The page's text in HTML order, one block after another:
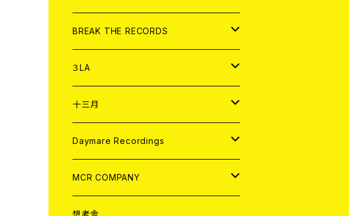
書籍
DIGITAL CONTENTS
アナログ
CD
アナログ
BREAK THE RECORDS
CD
ANALOG
アパレル
３LA
CD
ANALOG
十三月
CD
ANALOG
Daymare Recordings
CD
ANALOG
MCR COMPANY
CD
想考舎